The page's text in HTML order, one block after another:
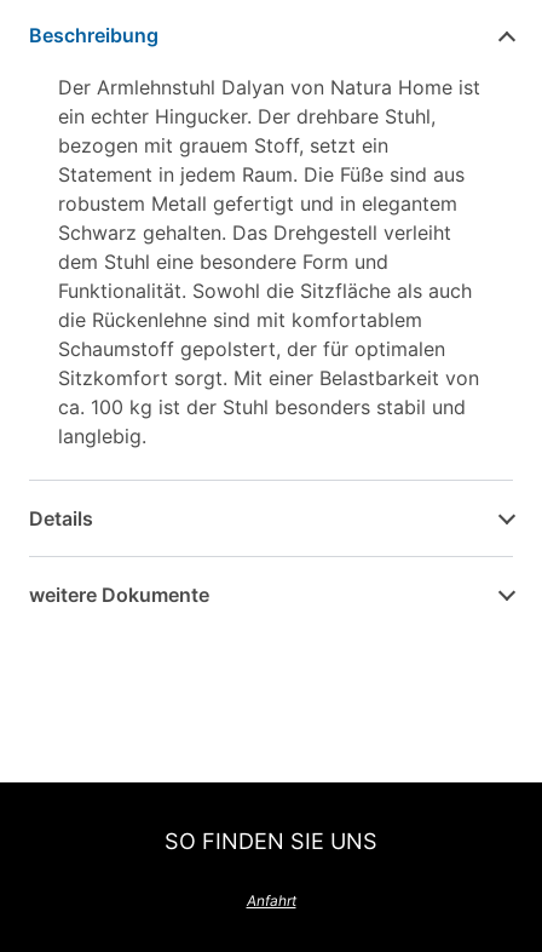
Beschreibung
Der Armlehnstuhl Dalyan von Natura Home ist
ein echter Hingucker. Der drehbare Stuhl,
bezogen mit grauem Stoff, setzt ein
Statement in jedem Raum. Die Füße sind aus
robustem Metall gefertigt und in elegantem
Schwarz gehalten. Das Drehgestell verleiht
dem Stuhl eine besondere Form und
Funktionalität. Sowohl die Sitzfläche als auch
die Rückenlehne sind mit komfortablem
Schaumstoff gepolstert, der für optimalen
Sitzkomfort sorgt. Mit einer Belastbarkeit von
ca. 100 kg ist der Stuhl besonders stabil und
langlebig.
Details
weitere Dokumente
SO FINDEN SIE UNS
Anfahrt